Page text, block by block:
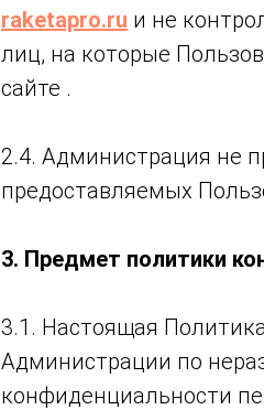
raketapro.ru и не
лиц, на которые
сайте .
2.4. Администрация не
предоставляемых
3. Предмет политики
3.1. Настоящая
Администрации по
конфиденциальности